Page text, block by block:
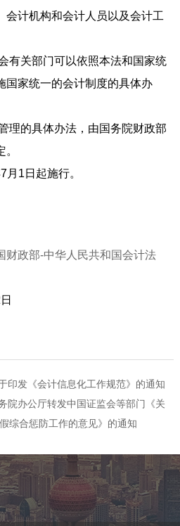
会计机构和会计人员以及会计工
有关部门可以依照本法和国家统
国家统一的会计制度的具体办
理的具体办法，由国务院财政部
1日起施行。
财政部-中华人民共和国会计法
印发《会计信息化工作规范》的通知
院办公厅转发中国证监会等部门《关
综合惩防工作的意见》的通知